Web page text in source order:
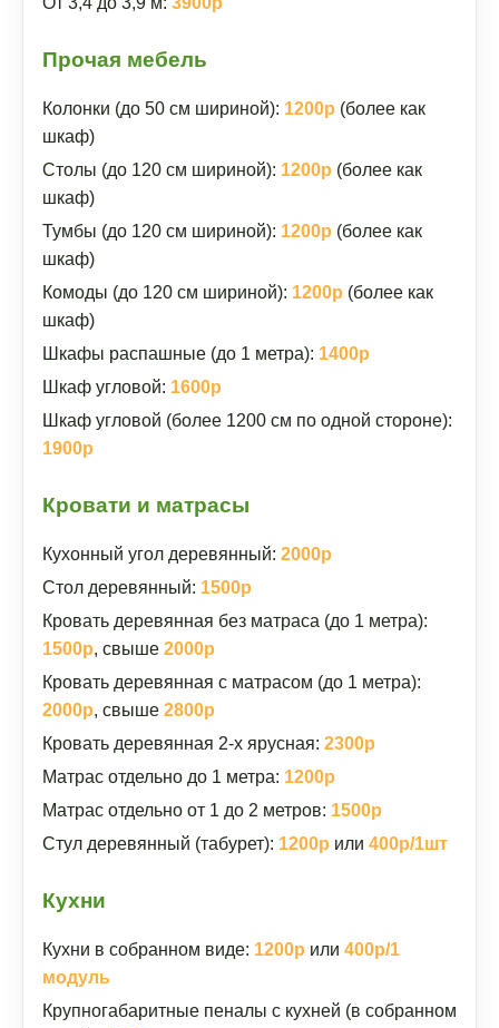
Прочая мебель
Колонки (до 50 см шириной): 1200р (более как
шкаф)
Столы (до 120 см шириной): 1200р (более как
шкаф)
Тумбы (до 120 см шириной): 1200р (более как
шкаф)
Комоды (до 120 см шириной): 1200р (более как
шкаф)
Шкафы распашные (до 1 метра): 1400р
Шкаф угловой: 1600р
Шкаф угловой (более 1200 см по одной стороне):
1900р
Кровати и матрасы
Кухонный угол деревянный: 2000р
Стол деревянный: 1500р
Кровать деревянная без матраса (до 1 метра):
1500р, свыше 2000р
Кровать деревянная с матрасом (до 1 метра):
2000р, свыше 2800р
Кровать деревянная 2-х ярусная: 2300р
Матрас отдельно до 1 метра: 1200р
Матрас отдельно от 1 до 2 метров: 1500р
Стул деревянный (табурет): 1200р или 400р/1шт
Кухни
Кухни в собранном виде: 1200р или 400р/1
модуль
Крупногабаритные пеналы с кухней (в собранном